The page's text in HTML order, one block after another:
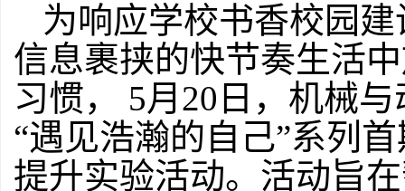
为响应学校书香校园
信息裹挟的快节奏生活
习惯，
5月20 日，机械
“遇见浩瀚的自己”系列
提升实验活动。活动旨